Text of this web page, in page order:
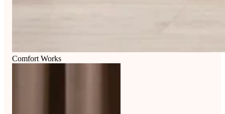
Comfort Works